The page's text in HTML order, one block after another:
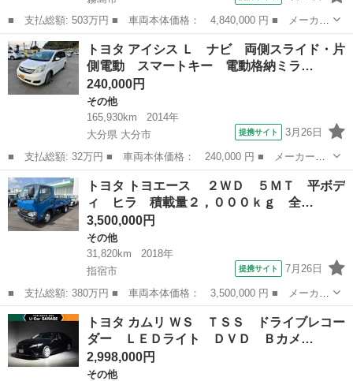
■ 支払総額: 503万円 ■ 車両本体価格： 4,840,000 円 ■ メーカー
名： トヨタ ■ 車種名： レジアスエースバン ■ グレード
名： キャンピング ＲＶナッツ社製Ｌｅｅｋ ４ＷＤ ＨＤＤナ
ビ リヤ－テレビ...
鹿児島 霧島市 その他
トヨタ アイシス Ｌ ナビ 両側スライド・片
側電動 スマートキー 電動格納ミラ…
240,000円
その他
165,930km
2014年
大分県 大分市
提携サイト 3月26日
■ 支払総額: 32万円 ■ 車両本体価格： 240,000 円 ■ メーカー
名： トヨタ ■ 車種名： アイシス ■ グレード名： Ｌ ナビ
両側スライド・片側電動 スマートキー 電動格納ミラー ３列シー
ト ウォークスル...
大分 大分市 その他
トヨタ トヨエース ２ＷＤ ５ＭＴ 平ボデ
ィ ヒラ 積載量２，０００ｋｇ 全…
3,500,000円
その他
31,820km
2018年
指宿市
提携サイト 7月26日
■ 支払総額: 380万円 ■ 車両本体価格： 3,500,000 円 ■ メーカー
名： トヨタ ■ 車種名： トヨエース ■ グレード名： ２Ｗ
Ｄ ５ＭＴ 平ボディ ヒラ 積載量２，０００ｋｇ 全低床 衝突
被害軽減シス...
鹿児島 指宿市 その他
トヨタ カムリ ＷＳ ＴＳＳ ドライブレコー
ダー ＬＥＤライト ＤＶＤ Ｂカメ…
2,998,000円
その他